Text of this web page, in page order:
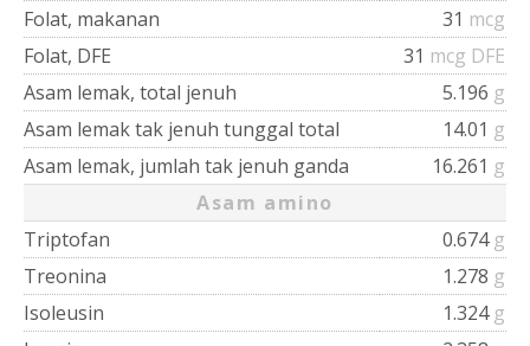
Folat, makanan
31 mcg
Folat, DFE
31 mcg DFE
Asam lemak, total jenuh
5.196 g
Asam lemak tak jenuh tunggal total
14.01 g
Asam lemak, jumlah tak jenuh ganda
16.261 g
Asam amino
Triptofan
0.674 g
Treonina
1.278 g
Isoleusin
1.324 g